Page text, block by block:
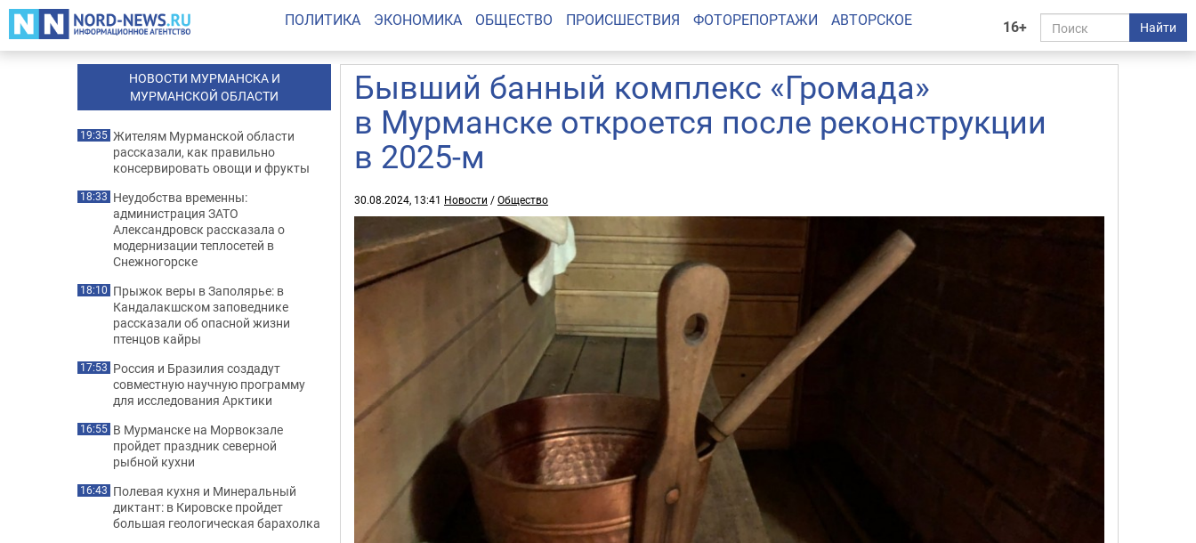
16+ Найти
ПОЛИТИКА ЭКОНОМИКА ОБЩЕСТВО ПРОИСШЕСТВИЯ ФОТОРЕПОРТАЖИ АВТОРСКОЕ
Бывший банный комплекс «Громада»
в Мурманске откроется после реконструкции
в 2025-м
30.08.2024, 13:41 Новости /Общество
НОВОСТИ МУРМАНСКА И
МУРМАНСКОЙ ОБЛАСТИ
19:35 Жителям Мурманской области
рассказали, как правильно
консервировать овощи и фрукты
18:33 Неудобства временны:
администрация ЗАТО
Александровск рассказала о
модернизации теплосетей в
Снежногорске
18:10 Прыжок веры в Заполярье: в
Кандалакшском заповеднике
рассказали об опасной жизни
птенцов кайры
17:53 Россия и Бразилия создадут
совместную научную программу
для исследования Арктики
16:55 В Мурманске на Морвокзале
пройдет праздник северной
рыбной кухни
16:43 Полевая кухня и Минеральный
диктант: в Кировске пройдет
большая геологическая барахолка